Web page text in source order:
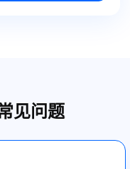
见问题